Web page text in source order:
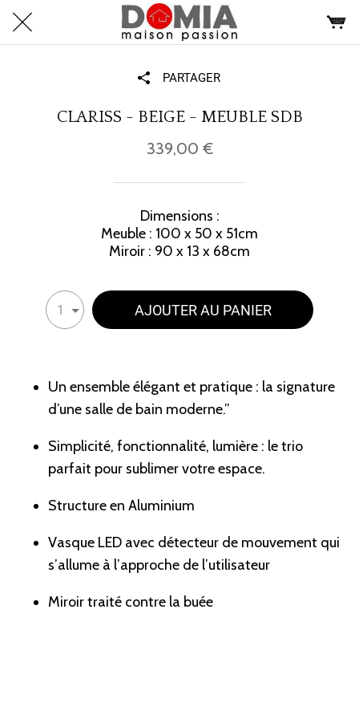
PARTAGER
CLARISS - BEIGE - MEUBLE SDB
339,00 €
Dimensions :
Meuble : 100 x 50 x 51cm
Miroir : 90 x 13 x 68cm
1 AJOUTER AU PANIER
Un ensemble élégant et pratique : la signature
d’une salle de bain moderne.”
Simplicité, fonctionnalité, lumière : le trio
parfait pour sublimer votre espace.
Structure en Aluminium
Vasque LED avec détecteur de mouvement qui
s’allume à l’approche de l’utilisateur
Miroir traité contre la buée